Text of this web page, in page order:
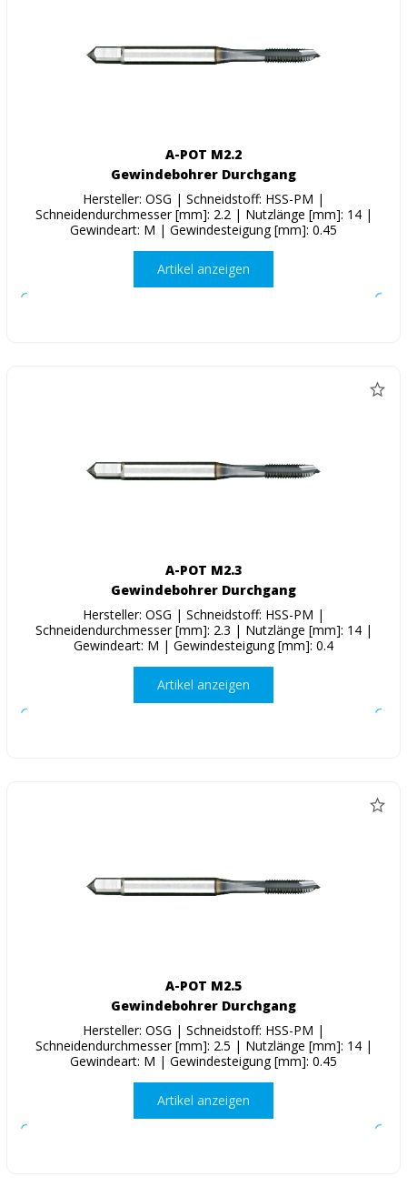
A-POT M2.2
Gewindebohrer Durchgang
Hersteller: OSG | Schneidstoff: HSS-PM |
Schneidendurchmesser [mm]: 2.2 | Nutzlänge [mm]: 14 |
Gewindeart: M | Gewindesteigung [mm]: 0.45
Artikel anzeigen
A-POT M2.3
Gewindebohrer Durchgang
Hersteller: OSG | Schneidstoff: HSS-PM |
Schneidendurchmesser [mm]: 2.3 | Nutzlänge [mm]: 14 |
Gewindeart: M | Gewindesteigung [mm]: 0.4
Artikel anzeigen
A-POT M2.5
Gewindebohrer Durchgang
Hersteller: OSG | Schneidstoff: HSS-PM |
Schneidendurchmesser [mm]: 2.5 | Nutzlänge [mm]: 14 |
Gewindeart: M | Gewindesteigung [mm]: 0.45
Artikel anzeigen